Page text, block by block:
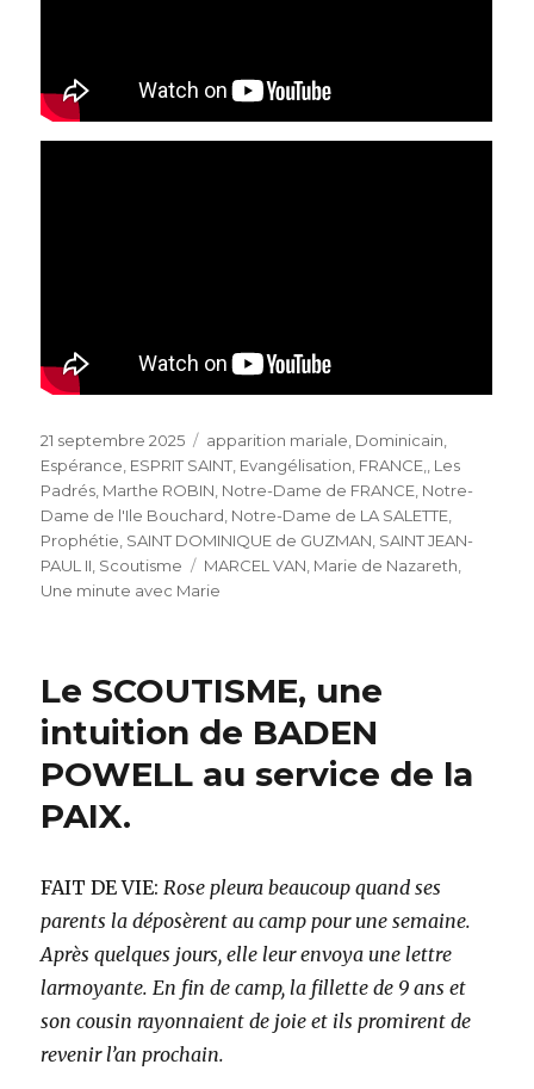
Publié
le
21 septembre 2025 Catégories
apparition mariale Dominicain
Espérance ESPRIT SAINT Evangélisation FRANCE,
Les
Padrés Marthe ROBIN Notre-Dame de FRANCE Notre-
Dame de l'Ile Bouchard Notre-Dame de LA SALETTE
Prophétie SAINT DOMINIQUE de GUZMAN SAINT JEAN-
PAUL II Scoutisme Étiquettes
MARCEL VAN Marie de Nazareth
Une minute avec Marie
Le SCOUTISME, une
intuition de BADEN
POWELL au service de la
PAIX.
FAIT DE VIE:Rose pleura beaucoup quand ses
parents la déposèrent au camp pour une semaine.
Après quelques jours, elle leur envoya une lettre
larmoyante. En fin de camp, la fillette de 9 ans et
son cousin rayonnaient de joie et ils promirent de
revenir l’an prochain.